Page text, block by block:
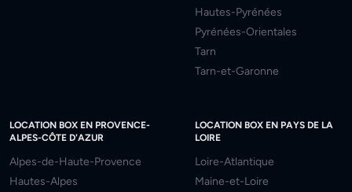
Hautes-Pyrénées
Pyrénées-Orientales
Tarn
Tarn-et-Garonne
LOCATION BOX EN PROVENCE-
ALPES-CÔTE D'AZUR
Alpes-de-Haute-Provence
Hautes-Alpes
LOCATION BOX EN PAYS DE LA
LOIRE
Loire-Atlantique
Maine-et-Loire